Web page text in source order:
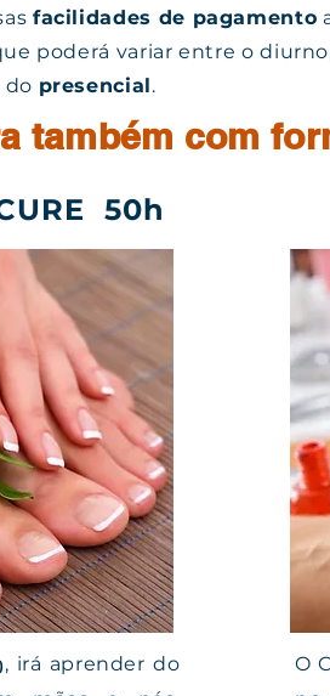
facilidades de pagamento
poderá variar entre o
do presencial.
também com
50h
, irá aprender do
O